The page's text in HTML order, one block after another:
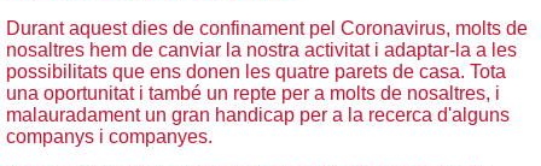
Durant aquest dies de confinament pel Coronavirus, molts de
nosaltres hem de canviar la nostra activitat i adaptar-la a les
possibilitats que ens donen les quatre parets de casa. Tota
una oportunitat i també un repte per a molts de nosaltres, i
malauradament un gran handicap per a la recerca d'alguns
companys i companyes.